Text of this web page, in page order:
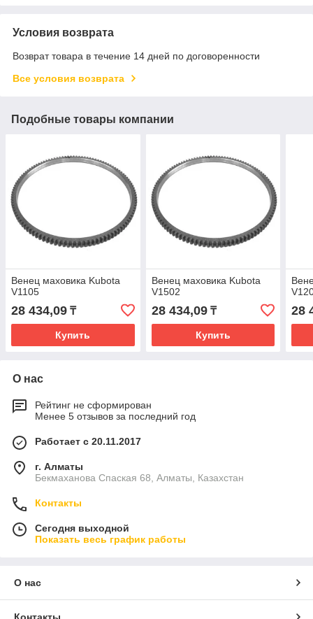
Условия возврата
Возврат товара в течение 14 дней по договоренности
Все условия возврата
Подобные товары компании
Венец маховика Kubota
V1105
28 434,09 ₸
Купить
Венец маховика Kubota
V1502
28 434,09₸
Купить
28
О нас
Рейтинг не сформирован
Менее 5 отзывов за последний год
Работает с 20.11.2017
г. Алматы
Бекмаханова Спаская 68, Алматы, Казахстан
Контакты
Сегодня выходной
Показать весь график работы
О нас